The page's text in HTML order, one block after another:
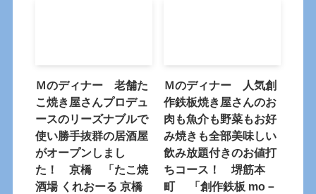
Ｍのディナー 老舗た
こ焼き屋さんプロデュ
ースのリーズナブルで
使い勝手抜群の居酒屋
がオープンしまし
た！ 京橋 「たこ焼
酒場 くれおーる 京橋
Ｍのディナー 人気創
作鉄板焼き屋さんのお
肉も魚介も野菜もお好
み焼きも全部美味しい
飲み放題付きのお値打
ちコース！ 堺筋本
町 「創作鉄板 mo－